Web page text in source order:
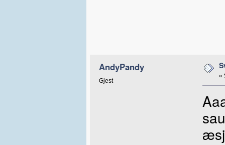
AndyPandy
Gjest
«